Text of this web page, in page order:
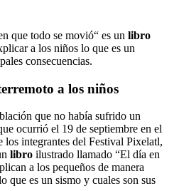
que todo se movió“ es un libro
a los niños lo que es un
consecuencias.
a los niños
que no había sufrido un
ocurrió el 19 de septiembre en el
los integrantes del Festival Pixelatl,
libro ilustrado llamado “El día en
a los pequeños de manera
que es un sismo y cuales son sus